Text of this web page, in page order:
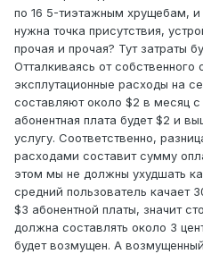
по 16 5-тиэтажным хрущебам,
нужна точка присутствия,
прочая и прочая? Тут затраты
Отталкиваясь от собственного
эксплутационные расходы на
составляют около $2 в месяц
абонентная плата будет $2 и
услугу. Соответственно,
расходами составит сумму
этом мы не должны ухудшать
средний пользователь качает
$3 абонентной платы, значит
должна составлять около 3
будет возмущен. А